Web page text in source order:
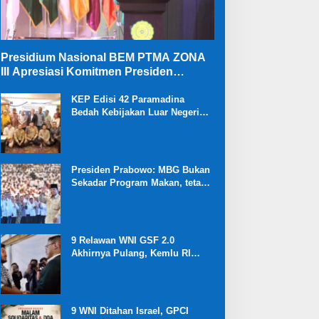
Presidium Nasional BEM PTMA ZONA
III Apresiasi Komitmen Presiden
Kejaksaan
KEP Edisi 42 Paramadina
Bedah Kebijakan Luar Negeri
Presiden Prabowo: MBG Bukan
Sekadar Program Makan, tetapi
9 Relawan WNI GSF 2.0
Akhirnya Pulang, Kemlu RI
9 WNI Ditahan Israel, GPCI